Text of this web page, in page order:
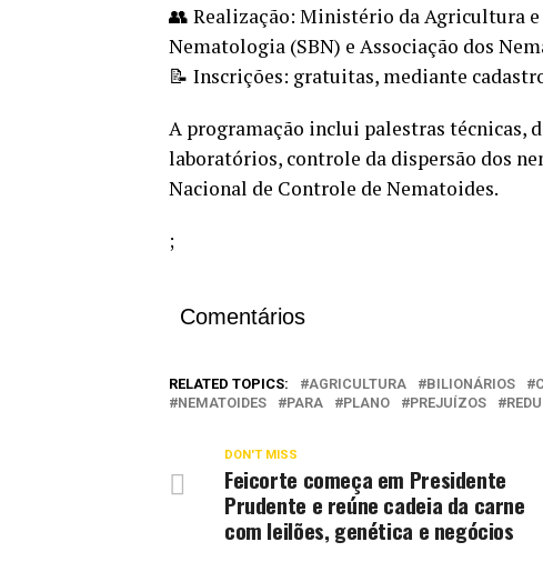
👥 Realização: Ministério da Agricultura e
Nematologia (SBN) e Associação dos
📝 Inscrições: gratuitas, mediante
A programação inclui palestras técnicas,
laboratórios, controle da dispersão dos
Nacional de Controle de Nematoides.
;
Comentários
RELATED TOPICS: AGRICULTURA BILIONÁRIOS
NEMATOIDES
PARA PLANO PREJUÍZOS
DON'T MISS
Feicorte começa em Presidente
Prudente e reúne cadeia da carne
com leilões, genética e negócios